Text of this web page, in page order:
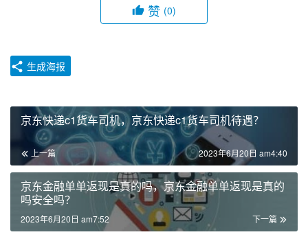
赞 (0)
生成海报
京东快递c1货车司机，京东快递c1货车司机待遇？
上一篇 2023年6月20日 am4:40
京东金融单单返现是真的吗，京东金融单单返现是真的
吗安全吗？
下一篇
2023年6月20日 am7:52